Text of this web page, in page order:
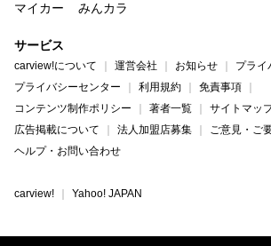
マイカー
みんカラ
サービス
carview!について 運営会社 お知らせ
プライ
プライバシーセンター
利用規約
免責事項
コンテンツ制作ポリシー
著者一覧
サイトマッ
広告掲載について
法人加盟店募集
ご意見・ご
ヘルプ・お問い合わせ
carview! Yahoo! JAPAN